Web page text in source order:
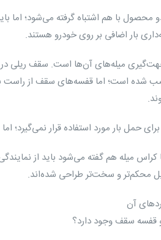
با هم اشتباه گرفته می‌شود؛ اما
بار اضافی بر روی خودرو هستند.
میله‌های آن‌ها است. سقف ریلی
شده است؛ اما قفسه‌های سقف از
حمل بار مورد استفاده قرار نمی‌گیرد؛
میله هم گفته می‌شود باید از
محکم‌تر و سخت‌تر طراحی شده‌اند.
قفسه سقف وجود دارد؟